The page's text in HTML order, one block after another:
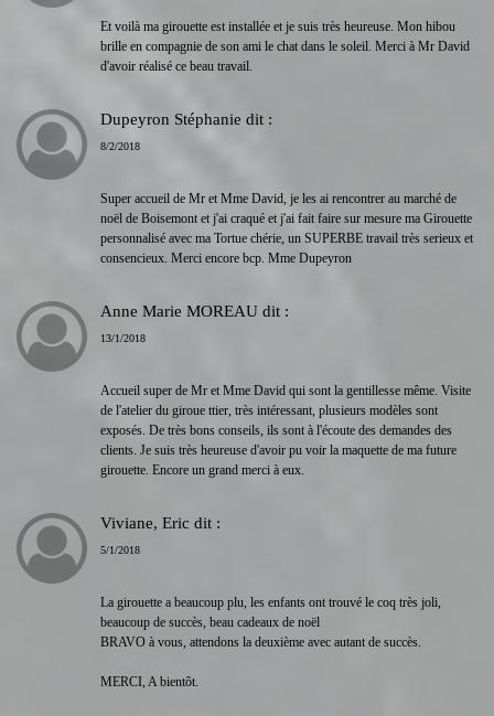
Et voilà ma girouette est installée et je suis très heureuse. Mon hibou
brille en compagnie de son ami le chat dans le soleil. Merci à Mr David
d'avoir réalisé ce beau travail.
Dupeyron Stéphanie dit :
8/2/2018
Super accueil de Mr et Mme David, je les ai rencontrer au marché de
noël de Boisemont et j'ai craqué et j'ai fait faire sur mesure ma Girouette
personnalisé avec ma Tortue chérie, un SUPERBE travail très serieux et
consencieux. Merci encore bcp. Mme Dupeyron
Anne Marie MOREAU dit :
13/1/2018
Accueil super de Mr et Mme David qui sont la gentillesse même. Visite
de l'atelier du giroue ttier, très intéressant, plusieurs modèles sont
exposés. De très bons conseils, ils sont à l'écoute des demandes des
clients. Je suis très heureuse d'avoir pu voir la maquette de ma future
girouette. Encore un grand merci à eux.
Viviane, Eric dit :
5/1/2018
La girouette a beaucoup plu, les enfants ont trouvé le coq très joli,
beaucoup de succès, beau cadeaux de noël
BRAVO à vous, attendons la deuxième avec autant de succès.
MERCI, A bientôt.